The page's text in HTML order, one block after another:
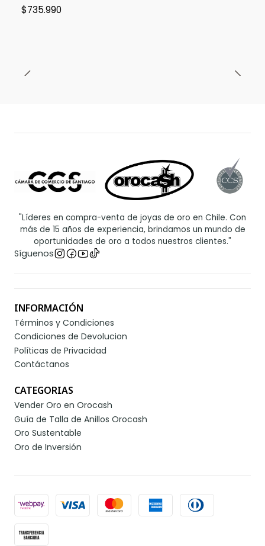
$735.990
"Líderes en compra-venta de joyas de oro en Chile. Con
más de 15 años de experiencia, brindamos un mundo de
oportunidades de oro a todos nuestros clientes."
Síguenos
INFORMACIÓN
Términos y Condiciones
Condiciones de Devolucion
Políticas de Privacidad
Contáctanos
CATEGORIAS
Vender Oro en Orocash
Guía de Talla de Anillos Orocash
Oro Sustentable
Oro de Inversión